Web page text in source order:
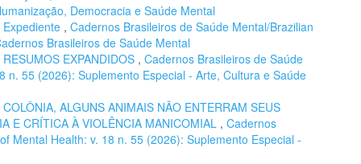
Democracia e Saúde Mental
Expediente , Cadernos Brasileiros de Saúde Mental/Brazilian
Brasileiros de Saúde Mental
RESUMOS EXPANDIDOS , Cadernos Brasileiros de Saúde
n. 55 (2026): Suplemento Especial - Arte, Cultura e Saúde
COLÔNIA, ALGUNS ANIMAIS NÃO ENTERRAM SEUS
E CRÍTICA À VIOLÊNCIA MANICOMIAL , Cadernos
Mental Health: v. 18 n. 55 (2026): Suplemento Especial -